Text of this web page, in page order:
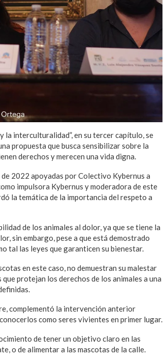
la interculturalidad”, en su tercer capítulo, se
propuesta que busca sensibilizar sobre la
derechos y merecen una vida digna.
2022 apoyadas por Colectivo Kybernus a
impulsora Kybernus y moderadora de este
la temática de la importancia del respeto a
de los animales al dolor, ya que se tiene la
sin embargo, pese a que está demostrado
tal las leyes que garanticen su bienestar.
en este caso, no demuestran su malestar
protejan los derechos de los animales a una
complementó la intervención anterior
como seres vivientes en primer lugar.
de tener un objetivo claro en las
o de alimentar a las mascotas de la calle.